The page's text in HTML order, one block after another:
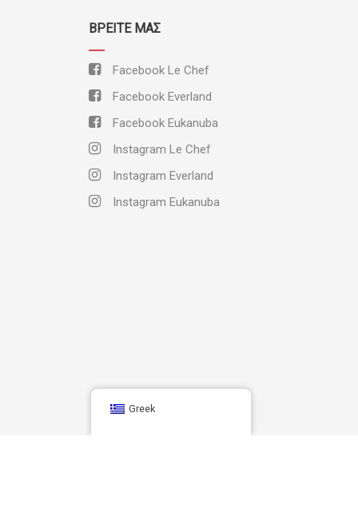
ΒΡΕΊΤΕ ΜΑΣ
Facebook Le Chef
Facebook Everland
Facebook Eukanuba
Instagram Le Chef
Instagram Everland
Instagram Eukanuba
Greek